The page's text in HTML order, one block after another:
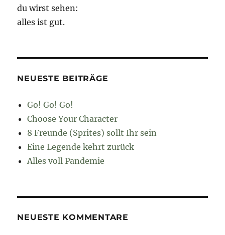
du wirst sehen:
alles ist gut.
NEUESTE BEITRÄGE
Go! Go! Go!
Choose Your Character
8 Freunde (Sprites) sollt Ihr sein
Eine Legende kehrt zurück
Alles voll Pandemie
NEUESTE KOMMENTARE